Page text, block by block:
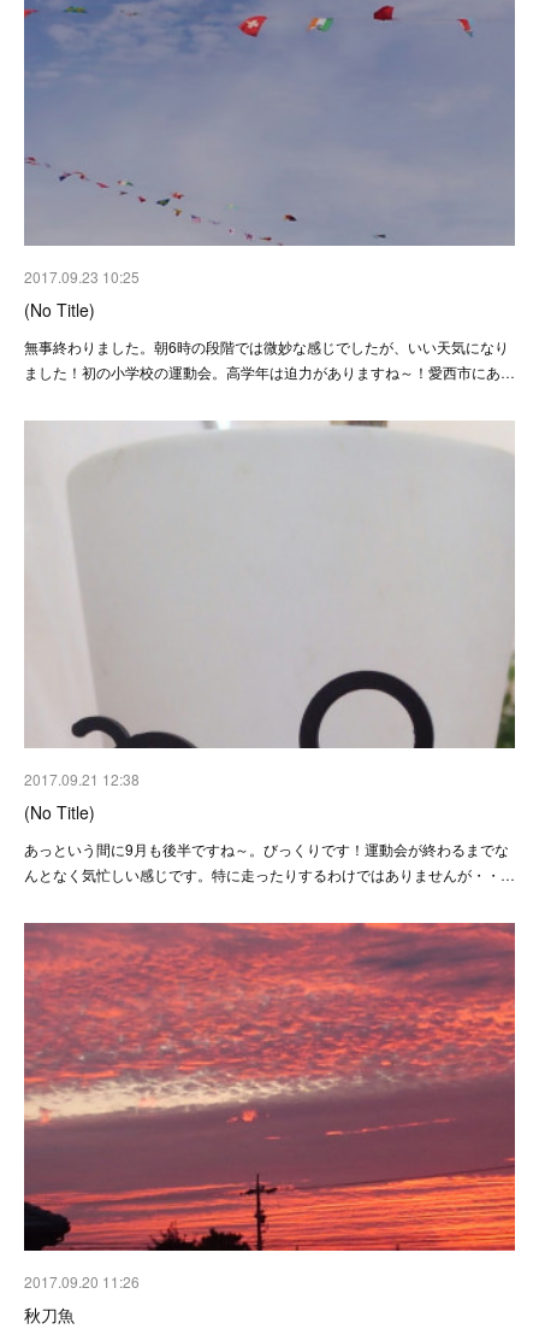
2017.09.23 10:25
(No Title)
無事終わりました。朝6時の段階では微妙な感じでしたが、いい天気になり
ました！初の小学校の運動会。高学年は迫力がありますね～！愛西市にあ…
2017.09.21 12:38
(No Title)
あっという間に9月も後半ですね～。びっくりです！運動会が終わるまでな
んとなく気忙しい感じです。特に走ったりするわけではありませんが・・…
2017.09.20 11:26
秋刀魚